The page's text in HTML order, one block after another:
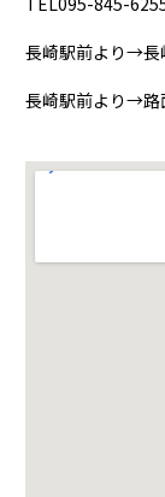
長崎駅前より→長
長崎駅前より→